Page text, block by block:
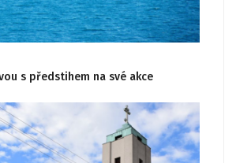
s předstihem na své akce